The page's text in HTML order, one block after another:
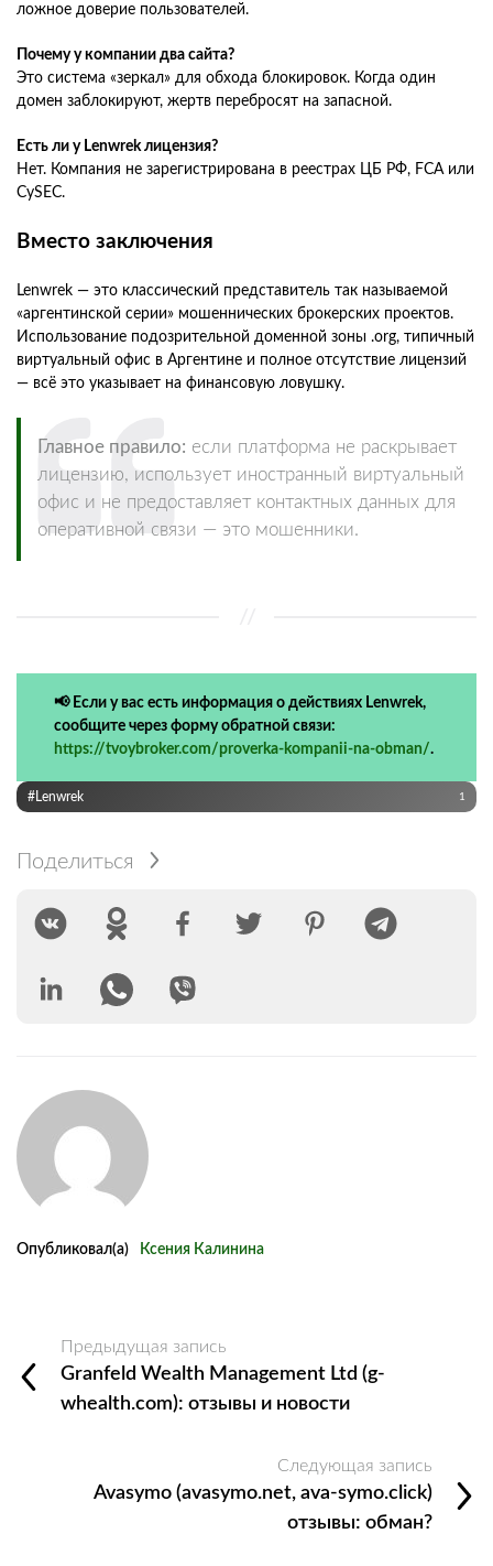
ложное доверие пользователей.
Почему у компании два сайта?
Это система «зеркал» для обхода блокировок. Когда один
домен заблокируют, жертв перебросят на запасной.
Есть ли у Lenwrek лицензия?
Нет. Компания не зарегистрирована в реестрах ЦБ РФ, FCA или
CySEC.
Вместо заключения
Lenwrek — это классический представитель так называемой
«аргентинской серии» мошеннических брокерских проектов.
Использование подозрительной доменной зоны .org, типичный
виртуальный офис в Аргентине и полное отсутствие лицензий
— всё это указывает на финансовую ловушку.
Главное правило: если платформа не раскрывает
лицензию, использует иностранный виртуальный
офис и не предоставляет контактных данных для
оперативной связи — это мошенники.
📢 Если у вас есть информация о действиях Lenwrek,
сообщите через форму обратной связи:
https://tvoybroker.com/proverka-kompanii-na-obman/.
#Lenwrek 1
Поделиться
Опубликовал(а) Ксения Калинина
Предыдущая запись
Granfeld Wealth Management Ltd (g-
whealth.com): отзывы и новости
Следующая запись
Avasymo (avasymo.net, ava-symo.click)
отзывы: обман?